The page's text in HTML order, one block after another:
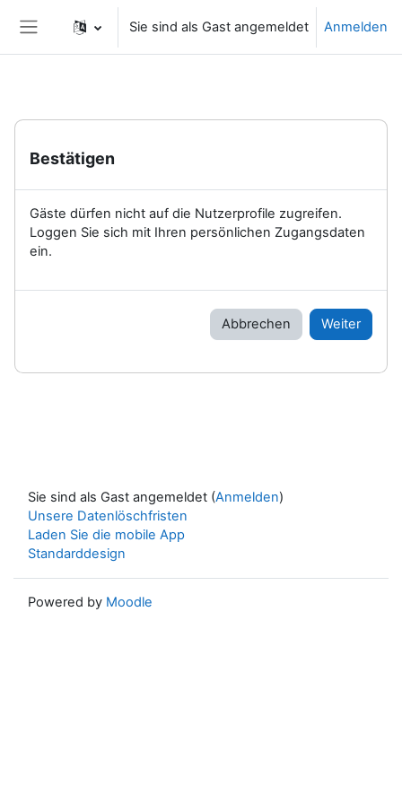
Website-Übersicht
Sie sind als Gast angemeldet Anmelden
Bestätigen
Gäste dürfen nicht auf die Nutzerprofile zugreifen.
Loggen Sie sich mit Ihren persönlichen Zugangsdaten
ein.
Abbrechen Weiter
Sie sind als Gast angemeldet (Anmelden)
Unsere Datenlöschfristen
Laden Sie die mobile App
Standarddesign
Powered by Moodle